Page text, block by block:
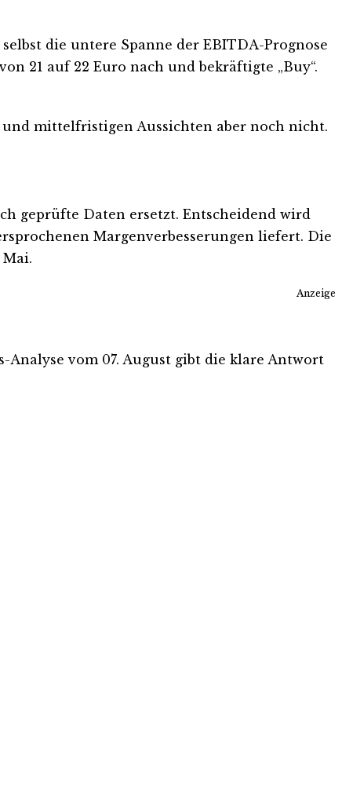
die untere Spanne der EBITDA-Prognose
21 auf 22 Euro nach und bekräftigte „Buy“.
mittelfristigen Aussichten aber noch nicht.
geprüfte Daten ersetzt. Entscheidend wird
Margenverbesserungen liefert. Die
Anzeige
vom 07. August gibt die klare Antwort